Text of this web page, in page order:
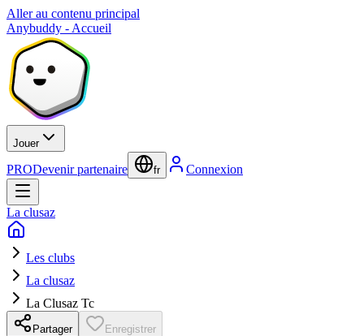
Aller au contenu principal
Anybuddy - Accueil
Jouer
PRODevenir partenaire fr Connexion
La clusaz
Les clubs
La clusaz
La Clusaz Tc
Partager Enregistrer